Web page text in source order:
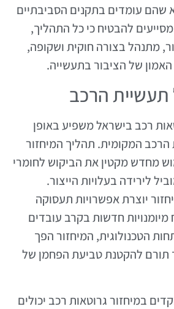
שהם עומדים בתקנים הסביבתיים
להבטיח כי כל התהליך,
מתנהל בצורה חוקית ושקופה,
של הציבור בתעשייה.
הרכב
רכב בישראל משפיע באופן
המקומית. תהליך המיחזור
מחדש מקטין את הביקוש לחומרי
לירידה בעלויות הייצור.
יוצרת אפשרויות תעסוקה
חדשות בקרב עובדים
הטכנולוגית, המיחזור הפך
תורם להקטנת טביעת הפחמן של
במיחזור גרוטאות רכב יכולים